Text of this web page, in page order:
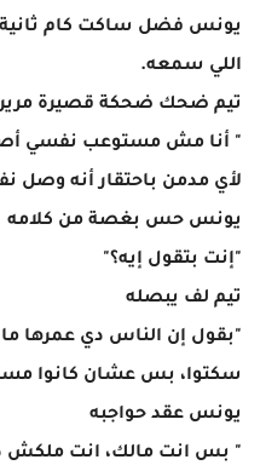
يونس فضل ساكت كام
اللي سمعه.
تيم ضحك ضحكة قصيرة
" أنا مش مستوعب نفسي
لأي مدمن باحتقار أنه وصل
يونس حس بغصة من كلامه
"إنت بتقول إيه؟"
تيم لف يبصله
"بقول إن الناس دي عمرها
سكتوا، بس عشان كانوا
يونس عقد حواجبه
" بس انت مالك، انت ملكش